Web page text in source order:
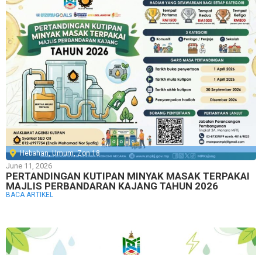
Hebahan,Umum,Zon 18
June 11, 2026
PERTANDINGAN KUTIPAN MINYAK MASAK TERPAKAI
MAJLIS PERBANDARAN KAJANG TAHUN 2026
BACA ARTIKEL